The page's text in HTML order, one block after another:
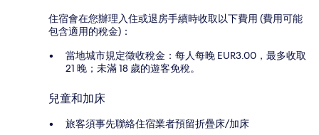
住宿會在您辦理入住或退房手續時收取以下費用 (費用可能
包含適用的稅金)：
當地城市規定徵收稅金：每人每晚 EUR3.00，最多收取
21 晚；未滿 18 歲的遊客免稅。
兒童和加床
旅客須事先聯絡住宿業者預留折疊床/加床